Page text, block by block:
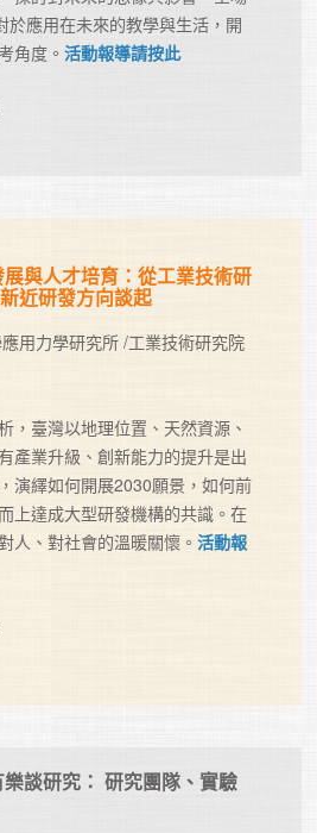
於應用在未來的教學與生活，開
角度。活動報導請按此
與人才培育：從工業技術研
近研發方向談起
用力學研究所 /工業技術研究院
，臺灣以地理位置、天然資源、
產業升級、創新能力的提升是出
演繹如何開展2030願景，如何前
上達成大型研發機構的共識。在
人、對社會的溫暖關懷。活動報
談研究： 研究團隊、實驗